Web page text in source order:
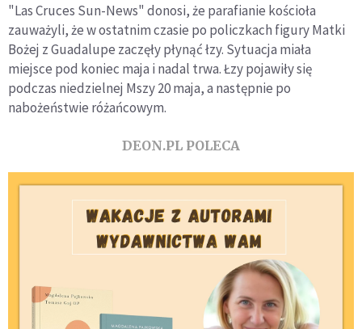
"Las Cruces Sun-News" donosi, że parafianie kościoła
zauważyli, że w ostatnim czasie po policzkach figury Matki
Bożej z Guadalupe zaczęły płynąć łzy. Sytuacja miała
miejsce pod koniec maja i nadal trwa. Łzy pojawiły się
podczas niedzielnej Mszy 20 maja, a następnie po
nabożeństwie różańcowym.
DEON.PL POLECA